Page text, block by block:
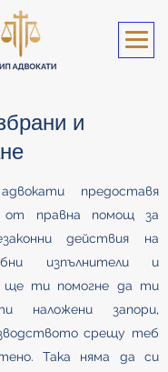
и
предоставя
от правна помощ за
действия на
изпълнители и
ще ти помогне да ти
наложени запори,
срещу теб
Така няма да си